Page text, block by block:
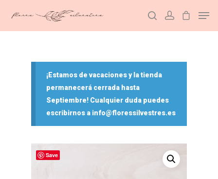
¡Estamos de vacaciones y la tienda
permanecerá cerrada hasta
Septiembre! Cualquier duda puedes
escribirnos a info@floressilvestres.es
Save